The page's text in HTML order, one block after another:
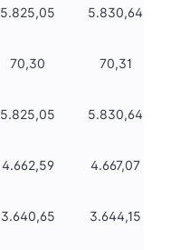
5.825,05 5.830,64
70,30 70,31
5.825,05 5.830,64
4.662,59 4.667,07
3.640,65 3.644,15